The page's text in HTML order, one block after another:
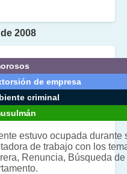
de empresa
criminal
2008
estuvo ocupada durante
de trabajo con los
Renuncia, Búsqueda de